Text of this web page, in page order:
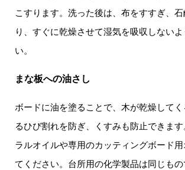
こすります。洗った後は、布をすすぎ、
り、すぐに乾燥させて湿気を吸収しない
い。
まな板への油さし
ボードに油を塗ることで、木が乾燥して
るひび割れを防ぎ、くすみも防止できま
ラルオイルや専用のカッティングボード
てください。台所用の化学製品は同じも